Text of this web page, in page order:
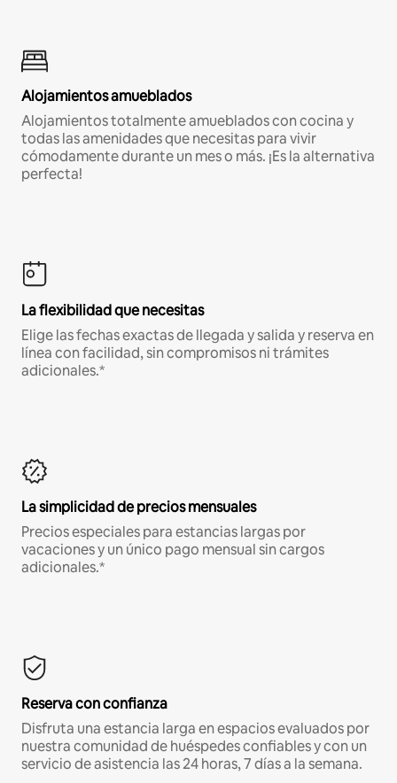
Alojamientos amueblados
Alojamientos totalmente amueblados con cocina y
todas las amenidades que necesitas para vivir
cómodamente durante un mes o más. ¡Es la alternativa
perfecta!
La flexibilidad que necesitas
Elige las fechas exactas de llegada y salida y reserva en
línea con facilidad, sin compromisos ni trámites
adicionales.*
La simplicidad de precios mensuales
Precios especiales para estancias largas por
vacaciones y un único pago mensual sin cargos
adicionales.*
Reserva con confianza
Disfruta una estancia larga en espacios evaluados por
nuestra comunidad de huéspedes confiables y con un
servicio de asistencia las 24 horas, 7 días a la semana.